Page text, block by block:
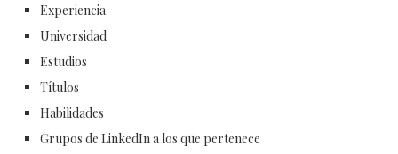
Experiencia
Universidad
Estudios
Títulos
Habilidades
Grupos de LinkedIn a los que pertenece